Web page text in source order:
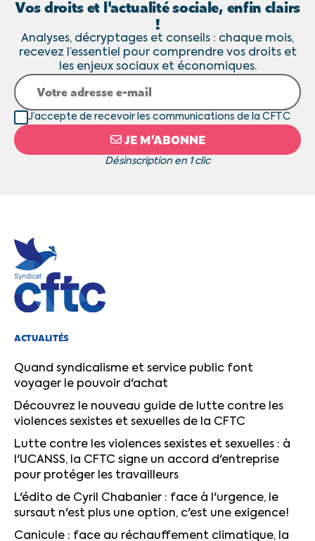
Vos droits et l'actualité sociale, enfin clairs
!
Analyses, décryptages et conseils : chaque mois,
recevez l’essentiel pour comprendre vos droits et
les enjeux sociaux et économiques.
JE M’ABONNE
Désinscription en 1 clic
J’accepte de recevoir les communications de la CFTC
ACTUALITÉS
Quand syndicalisme et service public font
voyager le pouvoir d'achat
Découvrez le nouveau guide de lutte contre les
violences sexistes et sexuelles de la CFTC
Lutte contre les violences sexistes et sexuelles : à
l'UCANSS, la CFTC signe un accord d'entreprise
pour protéger les travailleurs
L'édito de Cyril Chabanier : face à l'urgence, le
sursaut n'est plus une option, c'est une exigence!
Canicule : face au réchauffement climatique, la